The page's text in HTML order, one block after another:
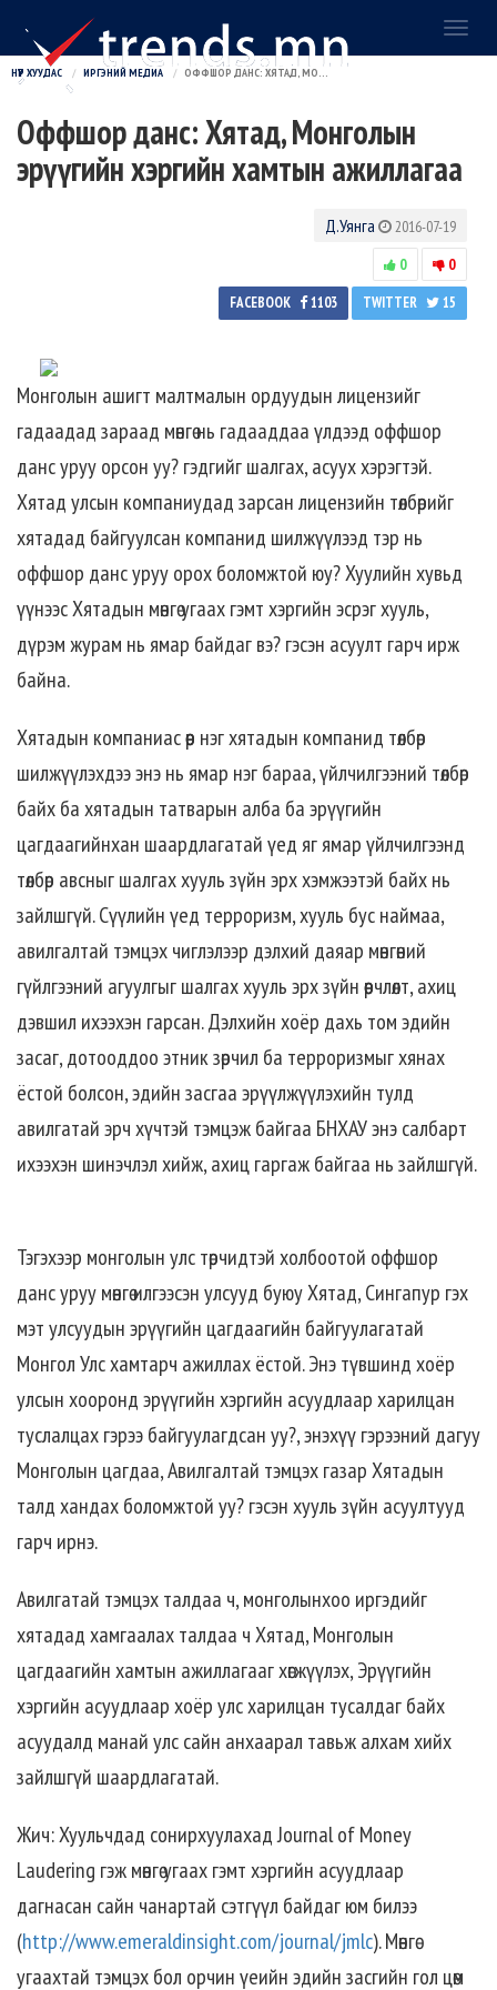
НҮҮР ХУУДАС ИРГЭНИЙ МЕДИА ОФФШОР ДАНС: ХЯТАД, МОНГОЛЫН ЭРҮҮГИЙН ХЭРГИЙН ХАМТЫН АЖИЛЛАГАА
Оффшор данс: Хятад, Монголын
эрүүгийн хэргийн хамтын ажиллагаа
Д.Уянга
2016-07-19
0
0
FACEBOOK 1103 TWITTER 15
Монголын ашигт малтмалын ордуудын лицензийг
гадаадад зараад мөнгө нь гадааддаа үлдээд оффшор
данс уруу орсон уу? гэдгийг шалгах, асуух хэрэгтэй.
Хятад улсын компаниудад зарсан лицензийн төлбөрийг
хятадад байгуулсан компанид шилжүүлээд тэр нь
оффшор данс уруу орох боломжтой юу? Хуулийн хувьд
үүнээс Хятадын мөнгө угаах гэмт хэргийн эсрэг хууль,
дүрэм журам нь ямар байдаг вэ? гэсэн асуулт гарч ирж
байна.
Хятадын компаниас өөр нэг хятадын компанид төлбөр
шилжүүлэхдээ энэ нь ямар нэг бараа, үйлчилгээний төлбөр
байх ба хятадын татварын алба ба эрүүгийн
цагдаагийнхан шаардлагатай үед яг ямар үйлчилгээнд
төлбөр авсныг шалгах хууль зүйн эрх хэмжээтэй байх нь
зайлшгүй. Сүүлийн үед терроризм, хууль бус наймаа,
авилгалтай тэмцэх чиглэлээр дэлхий даяар мөнгөний
гүйлгээний агуулгыг шалгах хууль эрх зүйн өөрчлөлт, ахиц
дэвшил ихээхэн гарсан. Дэлхийн хоёр дахь том эдийн
засаг, дотооддоо этник зөрчил ба терроризмыг хянах
ёстой болсон, эдийн засгаа эрүүлжүүлэхийн тулд
авилгатай эрч хүчтэй тэмцэж байгаа БНХАУ энэ салбарт
ихээхэн шинэчлэл хийж, ахиц гаргаж байгаа нь зайлшгүй.
Тэгэхээр монголын улс төрчидтэй холбоотой оффшор
данс уруу мөнгө илгээсэн улсууд буюу Хятад, Сингапур гэх
мэт улсуудын эрүүгийн цагдаагийн байгуулагатай
Монгол Улс хамтарч ажиллах ёстой. Энэ түвшинд хоёр
улсын хооронд эрүүгийн хэргийн асуудлаар харилцан
туслалцах гэрээ байгуулагдсан уу?, энэхүү гэрээний дагуу
Монголын цагдаа, Авилгалтай тэмцэх газар Хятадын
талд хандах боломжтой уу? гэсэн хууль зүйн асуултууд
гарч ирнэ.
Авилгатай тэмцэх талдаа ч, монголынхоо иргэдийг
хятадад хамгаалах талдаа ч Хятад, Монголын
цагдаагийн хамтын ажиллагааг хөгжүүлэх, Эрүүгийн
хэргийн асуудлаар хоёр улс харилцан тусалдаг байх
асуудалд манай улс сайн анхаарал тавьж алхам хийх
зайлшгүй шаардлагатай.
Жич: Хуульчдад сонирхуулахад Journal of Money
Laudering гэж мөнгө угаах гэмт хэргийн асуудлаар
дагнасан сайн чанартай сэтгүүл байдаг юм билээ
(http://www.emeraldinsight.com/journal/jmlc). Мөнгө
угаахтай тэмцэх бол орчин үеийн эдийн засгийн гол цөм